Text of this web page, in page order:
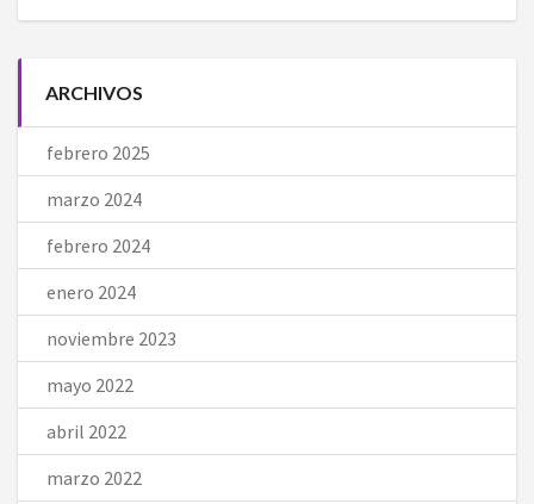
ARCHIVOS
febrero 2025
marzo 2024
febrero 2024
enero 2024
noviembre 2023
mayo 2022
abril 2022
marzo 2022